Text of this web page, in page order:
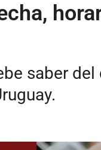
saber